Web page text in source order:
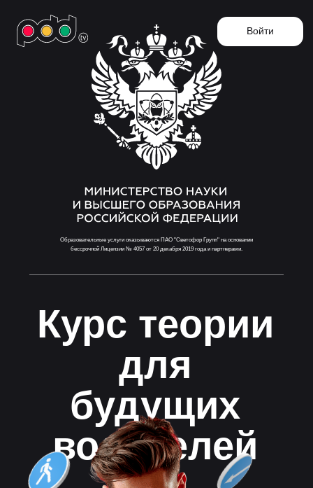
Курс теории
для
водителей
Образовательные услуги оказываются ПАО "Светофор Групп" на основании